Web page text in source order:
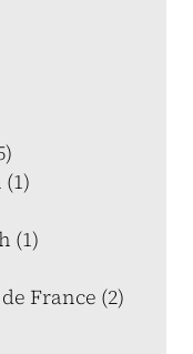
(1)
France (2)